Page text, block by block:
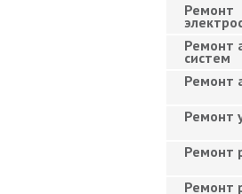
Ремонт
Ремонт
систем
Ремонт
Ремонт
Ремонт
Ремонт